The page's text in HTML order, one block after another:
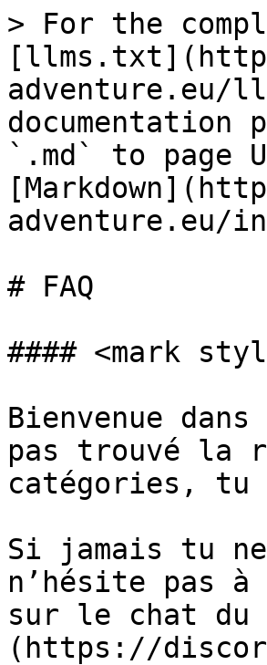
> For the
adventure.eu/
documentation
`.md` to page
adventure.eu/
# FAQ
#### <mark
Bienvenue
pas trouvé la
catégories,
Si jamais tu
n’hésite pas à
sur le chat du
(https://